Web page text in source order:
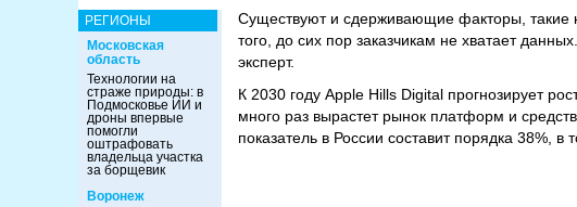
РЕГИОНЫ
Московская
область
Технологии на
страже природы: в
Подмосковье ИИ и
дроны впервые
помогли
оштрафовать
владельца участка
за борщевик
Воронеж
Существуют и сдерживающие факторы, такие
того, до сих пор заказчикам не хватает
эксперт.
К 2030 году Apple Hills Digital прогнозирует
много раз вырастет рынок платформ и
показатель в России составит порядка 38%,